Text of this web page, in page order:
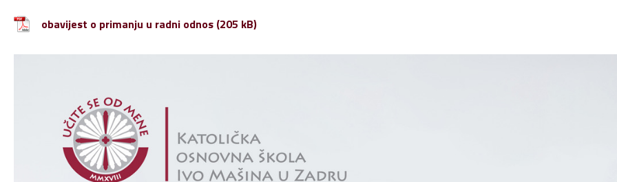
obavijest o primanju u radni odnos